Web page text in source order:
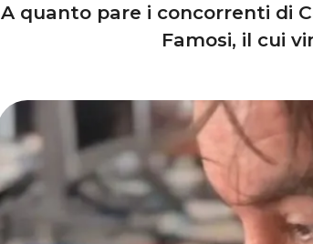
A quanto pare i concorrenti di
Famosi, il cui